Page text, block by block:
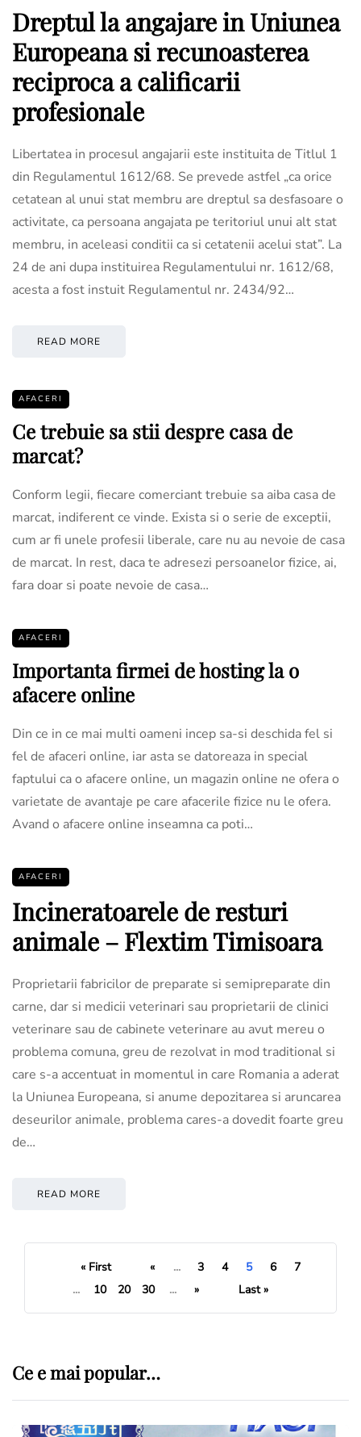
Dreptul la angajare in Uniunea
Europeana si recunoasterea
reciproca a calificarii
profesionale
Libertatea in procesul angajarii este instituita de Titlul 1
din Regulamentul 1612/68. Se prevede astfel „ca orice
cetatean al unui stat membru are dreptul sa desfasoare o
activitate, ca persoana angajata pe teritoriul unui alt stat
membru, in aceleasi conditii ca si cetatenii acelui stat”. La
24 de ani dupa instituirea Regulamentului nr. 1612/68,
acesta a fost instuit Regulamentul nr. 2434/92…
READ MORE
AFACERI
Ce trebuie sa stii despre casa de
marcat?
Conform legii, fiecare comerciant trebuie sa aiba casa de
marcat, indiferent ce vinde. Exista si o serie de exceptii,
cum ar fi unele profesii liberale, care nu au nevoie de casa
de marcat. In rest, daca te adresezi persoanelor fizice, ai,
fara doar si poate nevoie de casa…
AFACERI
Importanta firmei de hosting la o
afacere online
Din ce in ce mai multi oameni incep sa-si deschida fel si
fel de afaceri online, iar asta se datoreaza in special
faptului ca o afacere online, un magazin online ne ofera o
varietate de avantaje pe care afacerile fizice nu le ofera.
Avand o afacere online inseamna ca poti…
AFACERI
Incineratoarele de resturi
animale – Flextim Timisoara
Proprietarii fabricilor de preparate si semipreparate din
carne, dar si medicii veterinari sau proprietarii de clinici
veterinare sau de cabinete veterinare au avut mereu o
problema comuna, greu de rezolvat in mod traditional si
care s-a accentuat in momentul in care Romania a aderat
la Uniunea Europeana, si anume depozitarea si aruncarea
deseurilor animale, problema cares-a dovedit foarte greu
de…
READ MORE
« First « ... 3 4 5 6
7
...
10 20 30 ... » Last »
Ce e mai popular…